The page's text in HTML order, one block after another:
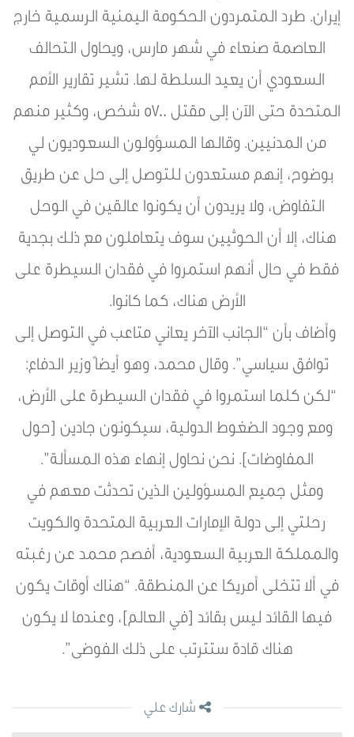
إيران. طرد المتمردون الحكومة اليمنية الرسمية خارج
العاصمة صنعاء في شهر مارس، ويحاول التحالف
السعودي أن يعيد السلطة لها. تشير تقارير الأمم
المتحدة حتى الآن إلى مقتل 5700 شخص، وكثير منهم
من المدنيين. وقالها المسؤولون السعوديون لي
بوضوح، إنهم مستعدون للتوصل إلى حل عن طريق
التفاوض، ولا يريدون أن يكونوا عالقين في الوحل
هناك، إلا أن الحوثيين سوف يتعاملون مع ذلك بجدية
فقط في حال أنهم استمروا في فقدان السيطرة على
الأرض هناك، كما كانوا.
وأضاف بأن “الجانب الآخر يعاني متاعب في التوصل إلى
توافق سياسي”. وقال محمد، وهو أيضاً وزير الدفاع:
“لكن كلما استمروا في فقدان السيطرة على الأرض،
ومع وجود الضغوط الدولية، سيكونون جادين [حول
المفاوضات]. نحن نحاول إنهاء هذه المسألة”.
ومثل جميع المسؤولين الذين تحدثت معهم في
رحلتي إلى دولة الإمارات العربية المتحدة والكويت
والمملكة العربية السعودية، أفصح محمد عن رغبته
في ألا تتخلى أمريكا عن المنطقة. “هناك أوقات يكون
فيها القائد ليس بقائد [في العالم]، وعندما لا يكون
هناك قادة ستترتب على ذلك الفوضى”.
شارك علي